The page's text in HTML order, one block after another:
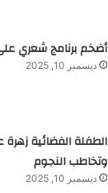
أضخم برنامج شعري
ديسمبر 10, 2025
الطفلة الفضائية زهرة
وتخاطب النجوم
ديسمبر 10, 2025